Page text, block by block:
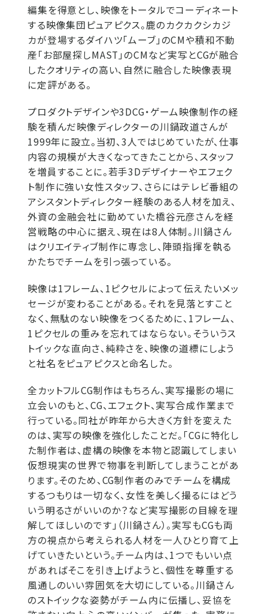
編集を得意とし、映像をトータルでコーディネート
する映像集団ピュアピクス。鹿のカクカクシカジ
カが登場するダイハツ「ムーブ」のCMや積和不動
産「お部屋探しMAST」のCMなど実写とCGが融合
したクオリティの高い、自然に融合した映像表現
に定評がある。
プロダクトデザインや3DCG・ゲーム映像制作の経
験を積んだ映像ディレクターの川鍋政道さんが
1999年に設立。当初、3人ではじめていたが、仕事
内容の規模が大きくなってきたことから、スタッフ
を増員することに。若手3Dデザイナーやエフェク
ト制作に強い女性スタッフ、さらにはテレビ番組の
アシスタントディレクター経験のある人材を加え、
外資の金融会社に勤めていた橋谷元彦さんを経
営戦略の中心に据え、現在は8人体制。川鍋さん
はクリエイティブ制作に専念し、陣頭指揮を執る
かたちでチームを引っ張っている。
映像は1フレーム、1ピクセルによって伝えたいメッ
セージが変わることがある。それを見落とすこと
なく、無駄のない映像をつくるために、1フレーム、
1ピクセルの重みを忘れてはならない。そういうス
トイックな直向さ、純粋さを、映像の道標にしよう
と社名をピュアピクスと命名した。
全カットフルCG制作はもちろん、実写撮影の場に
立会いのもと、CG、エフェクト、実写合成作業まで
行っている。同社が昨年から大きく方針を変えた
のは、実写の映像を強化したことだ。「CGに特化し
た制作者は、虚構の映像を本物と認識してしまい
仮想現実の世界で物事を判断してしまうことがあ
ります。そのため、CG制作者のみでチームを構成
するつもりは一切なく、女性を美しく撮るにはどう
いう明るさがいいのか？など実写撮影の目線を理
解してほしいのです」（川鍋さん）。実写もCGも両
方の視点から考えられる人材を一人ひとり育て上
げていきたいという。チーム内は、1つでもいい点
があればそこを引き上げようと、個性を尊重する
風通しのいい雰囲気を大切にしている。川鍋さん
のストイックな姿勢がチーム内に伝播し、妥協を